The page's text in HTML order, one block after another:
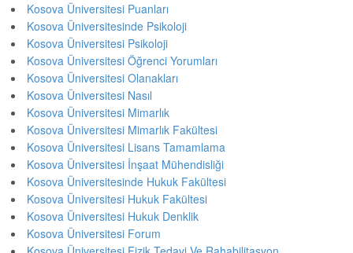
Kosova Üniversitesi Puanları
Kosova Üniversitesinde Psikoloji
Kosova Üniversitesi Psikoloji
Kosova Üniversitesi Öğrenci Yorumları
Kosova Üniversitesi Olanakları
Kosova Üniversitesi Nasıl
Kosova Üniversitesi Mimarlık
Kosova Üniversitesi Mimarlık Fakültesi
Kosova Üniversitesi Lisans Tamamlama
Kosova Üniversitesi İnşaat Mühendisliği
Kosova Üniversitesinde Hukuk Fakültesi
Kosova Üniversitesi Hukuk Fakültesi
Kosova Üniversitesi Hukuk Denklik
Kosova Üniversitesi Forum